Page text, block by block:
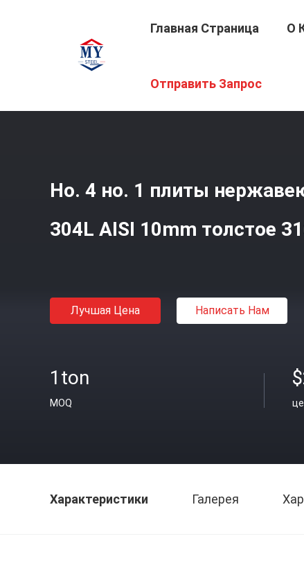
Главная Страница О
Отправить Запрос
Но. 4 но. 1 плиты
304L AISI 10mm толстое
Лучшая Цена Написать Нам
1ton
MOQ
Характеристики Галерея